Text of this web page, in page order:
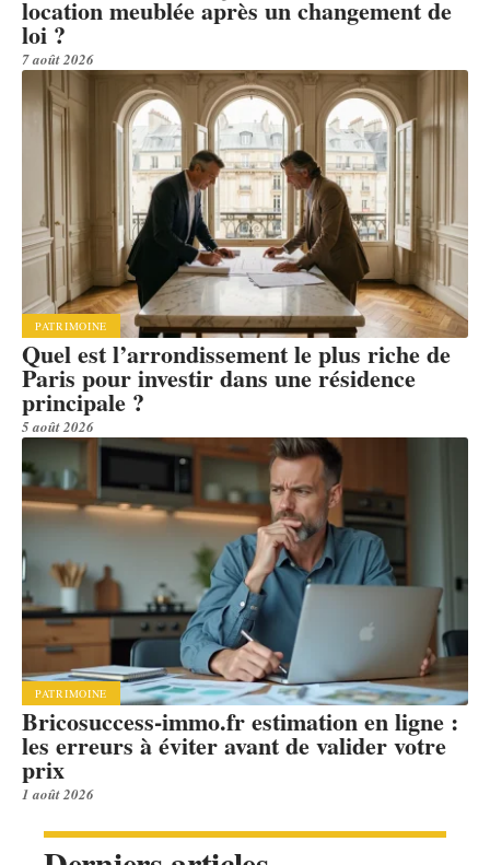
location meublée après un changement de
loi ?
7 août 2026
PATRIMOINE
Quel est l’arrondissement le plus riche de
Paris pour investir dans une résidence
principale ?
5 août 2026
PATRIMOINE
Bricosuccess-immo.fr estimation en ligne :
les erreurs à éviter avant de valider votre
prix
1 août 2026